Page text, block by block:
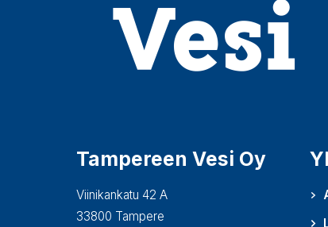
Tampereen Vesi Oy
Viinikankatu 42 A
33800 Tampere